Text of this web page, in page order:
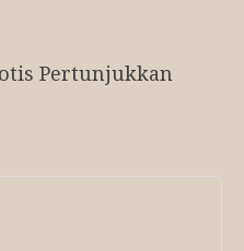
Pertunjukkan